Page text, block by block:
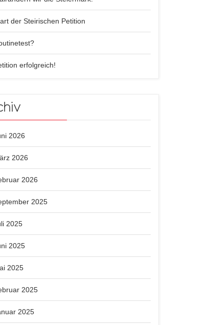
der Steirischen Petition
erfolgreich!
2026
2026
2026
2025
2025
2025
2025
2025
2025